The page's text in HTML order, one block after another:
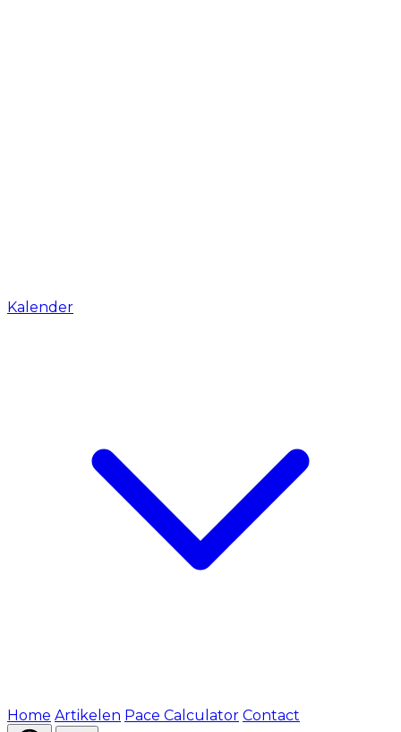
Kalender
Home Artikelen Pace Calculator Contact